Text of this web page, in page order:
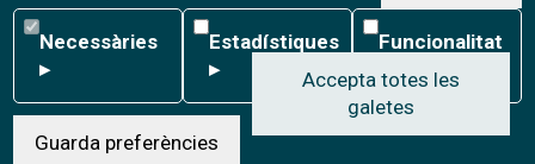
Necessàries
Necessàries
▸
Estadístiques
Estadístiques
▸
Funcionalitat
Funcionalitat
▸
Guarda preferències
Accepta totes les
galetes